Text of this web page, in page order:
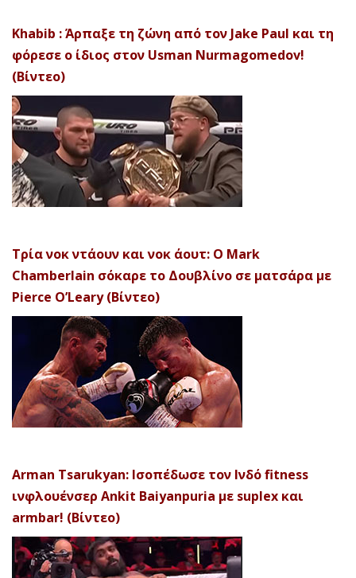
Khabib : Άρπαξε τη ζώνη από τον Jake Paul και τη
φόρεσε ο ίδιος στον Usman Nurmagomedov!
(Βίντεο)
Τρία νοκ ντάουν και νοκ άουτ: Ο Mark
Chamberlain σόκαρε το Δουβλίνο σε ματσάρα με
Pierce O’Leary (Βίντεο)
Arman Tsarukyan: Ισοπέδωσε τον Ινδό fitness
ινφλουένσερ Ankit Baiyanpuria με suplex και
armbar! (Βίντεο)